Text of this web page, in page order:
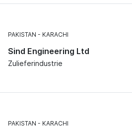
PAKISTAN KARACHI
Sind Engineering Ltd
Zulieferindustrie
PAKISTAN KARACHI